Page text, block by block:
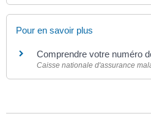
Pour en savoir plus
Comprendre votre numéro
Caisse nationale d'assurance